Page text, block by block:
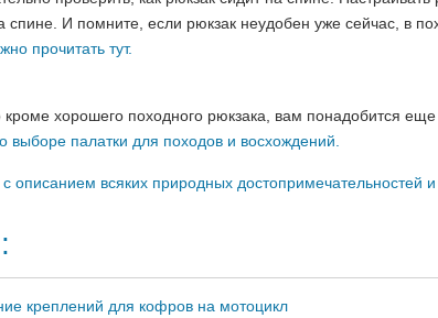
спине. И помните, если рюкзак неудобен уже сейчас, в
прочитать тут.
хорошего походного рюкзака, вам понадобится
выборе палатки для походов и восхождений.
с описанием всяких природных достопримечательностей
креплений для кофров на мотоцикл